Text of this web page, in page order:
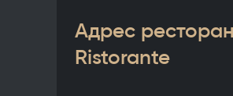
Адрес
Ristorante